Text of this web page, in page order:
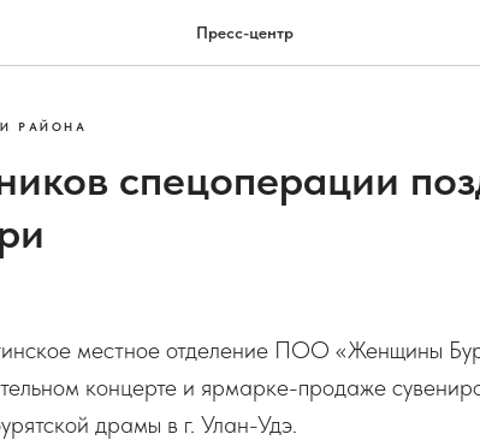
Пресс-центр
РАЙОНА
спецоперации
местное отделение ПОО «Женщины
концерте и ярмарке-продаже
драмы в г. Улан-Удэ.